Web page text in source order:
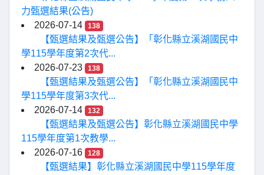
力甄選結果(公告)
2026-07-14
138
【甄選結果及甄選公告】「彰化縣立溪湖國民中
學115學年度第2次代...
2026-07-23
138
【甄選結果及甄選公告】「彰化縣立溪湖國民中
學115學年度第3次代...
2026-07-14
132
【甄選結果及甄選公告】彰化縣立溪湖國民中學
115學年度第1次教學...
2026-07-16
128
【甄選結果】彰化縣立溪湖國民中學115學年度